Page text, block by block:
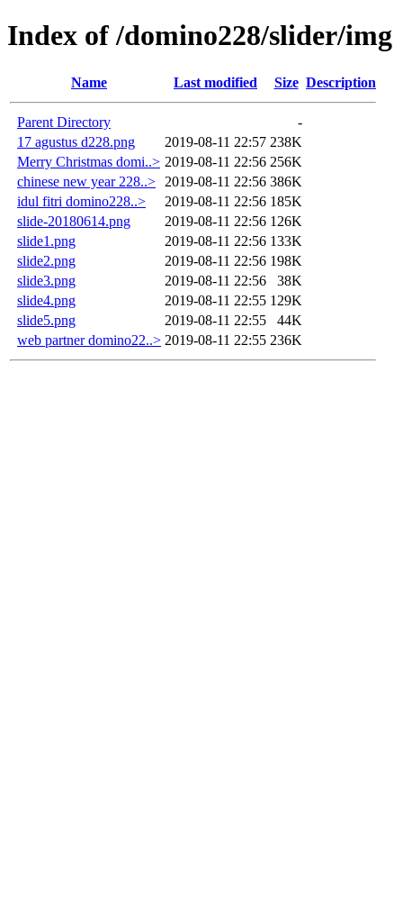
Index of /domino228/slider/img
Name Last modified Size Description
Parent Directory
-
17 agustus d228.png
2019-08-11 22:57 238K
Merry Christmas domi..> 2019-08-11 22:56 256K
chinese new year 228..>
2019-08-11 22:56 386K
idul fitri domino228..>
2019-08-11 22:56 185K
slide-20180614.png
2019-08-11 22:56 126K
slide1.png
2019-08-11 22:56 133K
slide2.png
2019-08-11 22:56 198K
slide3.png
2019-08-11 22:56
38K
slide4.png
2019-08-11 22:55 129K
slide5.png
2019-08-11 22:55
44K
web partner domino22..> 2019-08-11 22:55 236K